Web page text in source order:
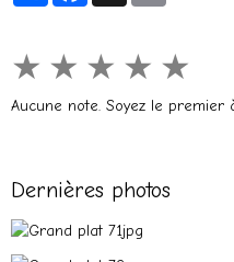
★ ★ ★ ★ ★
Aucune note. Soyez le
Dernières photos